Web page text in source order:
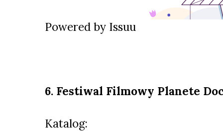
Powered by Issuu
6. Festiwal Filmowy Planete
Katalog: